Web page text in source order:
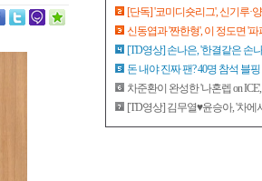
[단독] '코미디숏리그', 신기루·
신동엽과 '짠한형', 이 정도면 '
[TD영상] 손나은, '한결같은 손
돈 내야 진짜 팬? 40명 참석 블
차준환이 완성한 '나혼렙 on
[TD영상] 김무열♥윤승아, '차